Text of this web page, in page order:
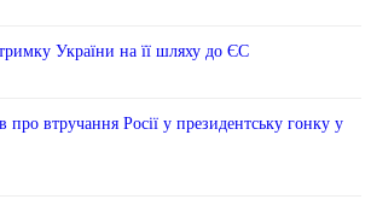
України на її шляху до ЄС
про втручання Росії у президентську гонку у